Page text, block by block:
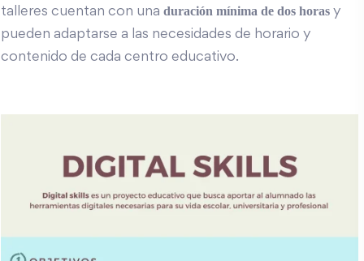
talleres cuentan con una duración mínima de dos horas y
pueden adaptarse a las necesidades de horario y
contenido de cada centro educativo.